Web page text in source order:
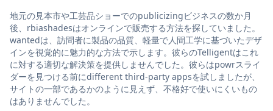
地元の見本市や工芸品ショーでのpublicizingビジネスの数か月
後、rbiashadesはオンラインで販売する方法を探していました。
wantedは、訪問者に製品の品質、軽量で人間工学に基づいたデザ
インを視覚的に魅力的な方法で示します。彼らのTelligentはこれ
に対する適切な解決策を提供しませんでした。彼らはpowrスライ
ダーを見つける前にdifferent third-party appsを試しましたが、
サイトの一部であるかのように見えず、不格好で使いにくいもの
はありませんでした。